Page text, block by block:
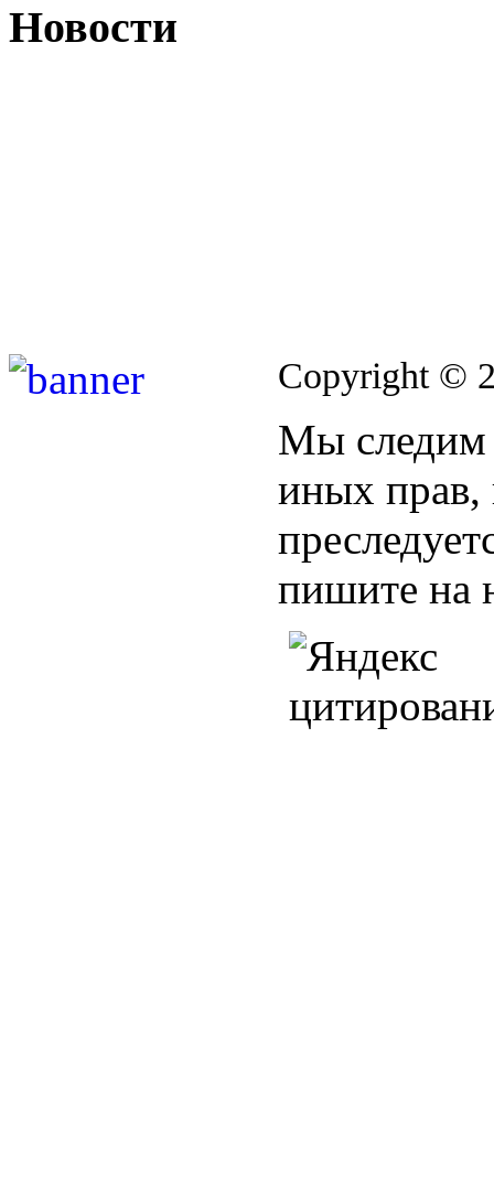
Новости
Copyright ©
Мы следим
иных прав,
пишите на